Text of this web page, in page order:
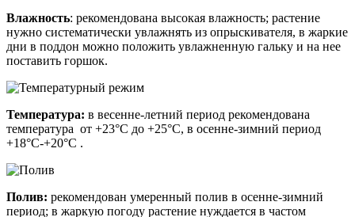
Влажность: рекомендована высокая влажность; растение
нужно систематически увлажнять из опрыскивателя, в жаркие
дни в поддон можно положить увлажненную гальку и на нее
поставить горшок.
Температура: в весенне-летний период рекомендована
температура от +23°C до +25°C, в осенне-зимний период
+18°C-+20°C .
Полив: рекомендован умеренный полив в осенне-зимний
период; в жаркую погоду растение нуждается в частом